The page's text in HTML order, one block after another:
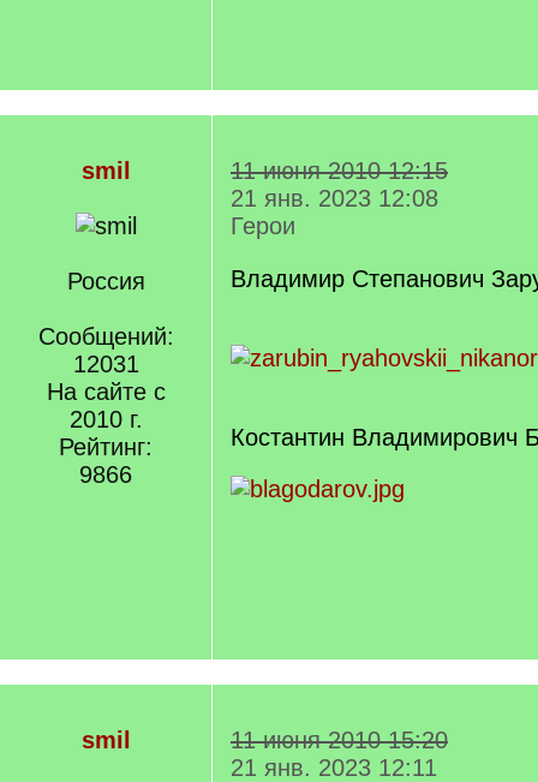
smil
Россия
Сообщений:
12031
На сайте с
2010 г.
Рейтинг:
9866
11 июня 2010 12:15
21 янв. 2023 12:08
Герои
Владимир Степанович
Костантин Владимирович
smil
11 июня 2010 15:20
21 янв. 2023 12:11